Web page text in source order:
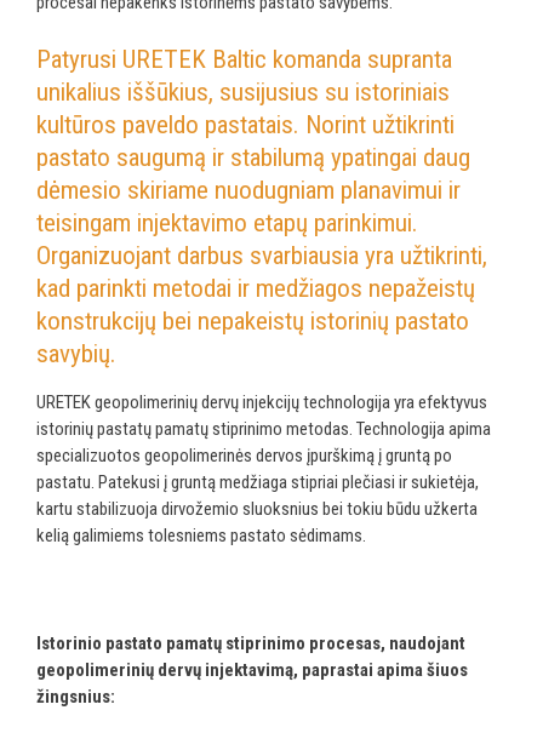
Patyrusi URETEK Baltic komanda supranta
unikalius iššūkius, susijusius su istoriniais
kultūros paveldo pastatais. Norint užtikrinti
pastato saugumą ir stabilumą ypatingai daug
dėmesio skiriame nuodugniam planavimui ir
teisingam injektavimo etapų parinkimui.
Organizuojant darbus svarbiausia yra užtikrinti,
kad parinkti metodai ir medžiagos nepažeistų
konstrukcijų bei nepakeistų istorinių pastato
savybių.
URETEK geopolimerinių dervų injekcijų technologija yra efektyvus
istorinių pastatų pamatų stiprinimo metodas. Technologija apima
specializuotos geopolimerinės dervos įpurškimą į gruntą po
pastatu. Patekusi į gruntą medžiaga stipriai plečiasi ir sukietėja,
kartu stabilizuoja dirvožemio sluoksnius bei tokiu būdu užkerta
kelią galimiems tolesniems pastato sėdimams.
Istorinio pastato pamatų stiprinimo procesas, naudojant
geopolimerinių dervų injektavimą, paprastai apima šiuos
žingsnius: